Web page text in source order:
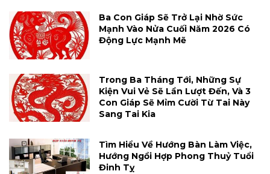
Ba Con Giáp Sẽ Trở Lại Nhờ Sức
Mạnh Vào Nửa Cuối Năm 2026 Có
Động Lực Mạnh Mẽ
Trong Ba Tháng Tới, Những Sự
Kiện Vui Vẻ Sẽ Lần Lượt Đến, Và 3
Con Giáp Sẽ Mỉm Cười Từ Tai Này
Sang Tai Kia
Tìm Hiểu Về Hướng Bàn Làm Việc,
Hướng Ngồi Hợp Phong Thuỷ Tuổi
Đinh Tỵ